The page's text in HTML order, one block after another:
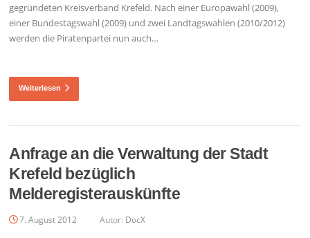
gegründeten Kreisverband Krefeld. Nach einer Europawahl (2009),
einer Bundestagswahl (2009) und zwei Landtagswahlen (2010/2012)
werden die Piratenpartei nun auch…
Weiterlesen
Anfrage an die Verwaltung der Stadt
Krefeld bezüglich
Melderegisterauskünfte
7. August 2012 Autor: DocX